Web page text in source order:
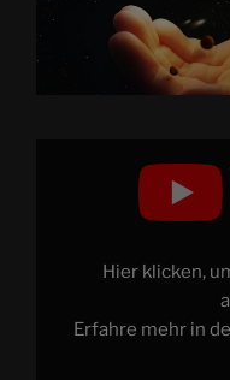
Hier klicken,
Erfahre mehr in